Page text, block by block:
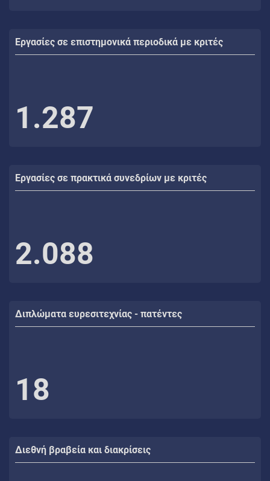
Εργασίες σε επιστημονικά περιοδικά με κριτές
1.287
Εργασίες σε πρακτικά συνεδρίων με κριτές
2.088
Διπλώματα ευρεσιτεχνίας - πατέντες
18
Διεθνή βραβεία και διακρίσεις